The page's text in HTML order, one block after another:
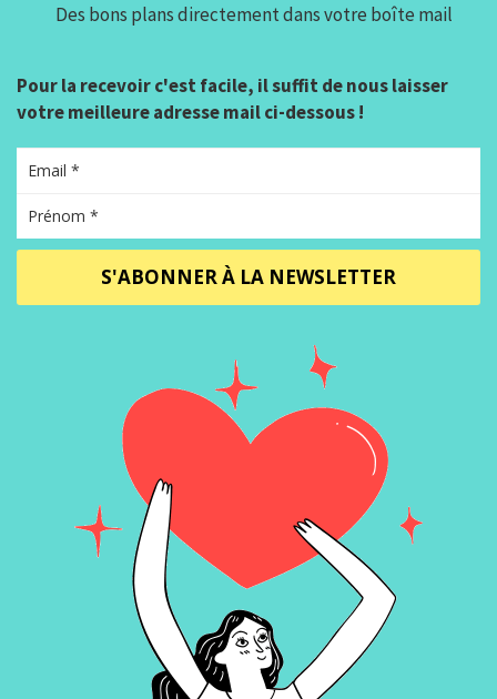
Des bons plans directement dans votre boîte mail
Pour la recevoir c'est facile, il suffit de nous laisser
votre meilleure adresse mail ci-dessous !
S'ABONNER À LA NEWSLETTER